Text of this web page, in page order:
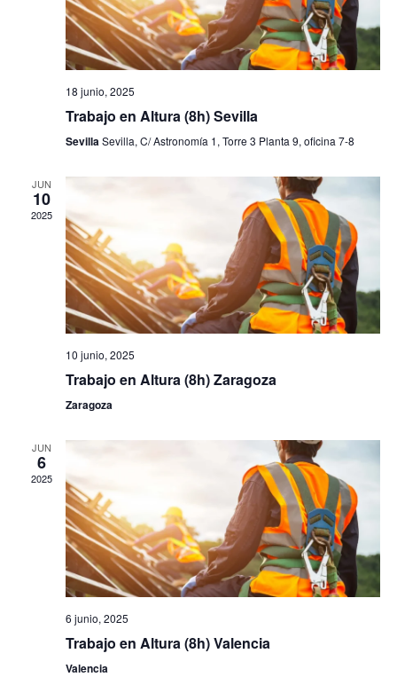
18 junio, 2025
Trabajo en Altura (8h) Sevilla
SevillaSevilla, C/ Astronomía 1, Torre 3 Planta 9, oficina 7-8
JUN
10
2025
10 junio, 2025
Trabajo en Altura (8h) Zaragoza
Zaragoza
JUN
6
2025
6 junio, 2025
Trabajo en Altura (8h) Valencia
Valencia